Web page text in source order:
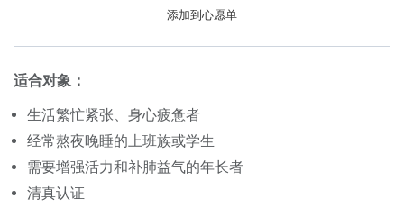
添加到心愿单
适合对象：
生活繁忙紧张、身心疲惫者
经常熬夜晚睡的上班族或学生
需要增强活力和补肺益气的年长者
清真认证